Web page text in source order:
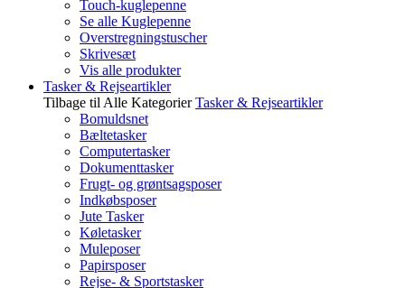
Touch-kuglepenne
Se alle Kuglepenne
Overstregningstuscher
Skrivesæt
Vis alle produkter
Tasker & Rejseartikler
Tilbage til Alle Kategorier Tasker & Rejseartikler
Bomuldsnet
Bæltetasker
Computertasker
Dokumenttasker
Frugt- og grøntsagsposer
Indkøbsposer
Jute Tasker
Køletasker
Muleposer
Papirsposer
Rejse- & Sportstasker